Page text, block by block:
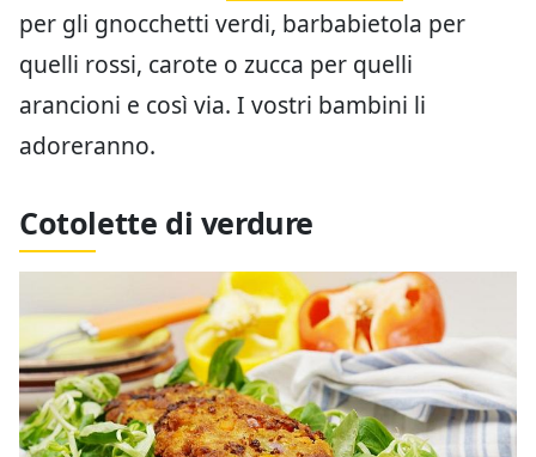
per gli gnocchetti verdi, barbabietola per
quelli rossi, carote o zucca per quelli
arancioni e così via. I vostri bambini li
adoreranno.
Cotolette di verdure